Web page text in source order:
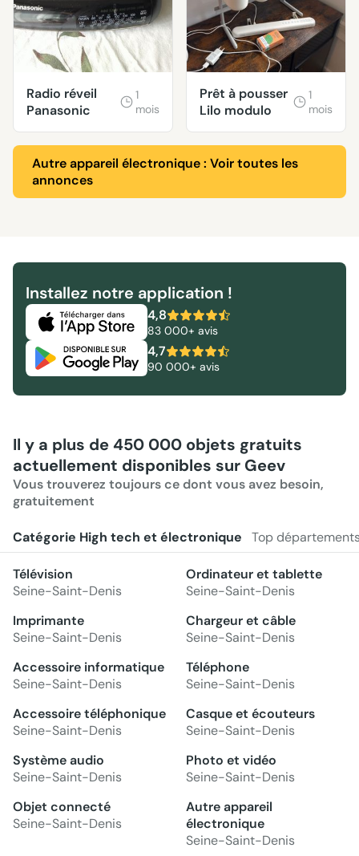
Radio réveil
Panasonic
1
mois
Prêt à pousser
Lilo modulo
1
mois
Autre appareil électronique : Voir toutes les
annonces
Installez notre application !
4,8
83 000+ avis
4,7
90 000+ avis
Il y a plus de 450 000 objets gratuits
actuellement disponibles sur Geev
Vous trouverez toujours ce dont vous avez besoin,
gratuitement
Catégorie High tech et électronique Top
Télévision
Seine-Saint-Denis
Ordinateur et tablette
Seine-Saint-Denis
Imprimante
Seine-Saint-Denis
Chargeur et câble
Seine-Saint-Denis
Accessoire informatique
Seine-Saint-Denis
Téléphone
Seine-Saint-Denis
Accessoire téléphonique
Seine-Saint-Denis
Casque et écouteurs
Seine-Saint-Denis
Système audio
Seine-Saint-Denis
Photo et vidéo
Seine-Saint-Denis
Objet connecté
Seine-Saint-Denis
Autre appareil
électronique
Seine-Saint-Denis